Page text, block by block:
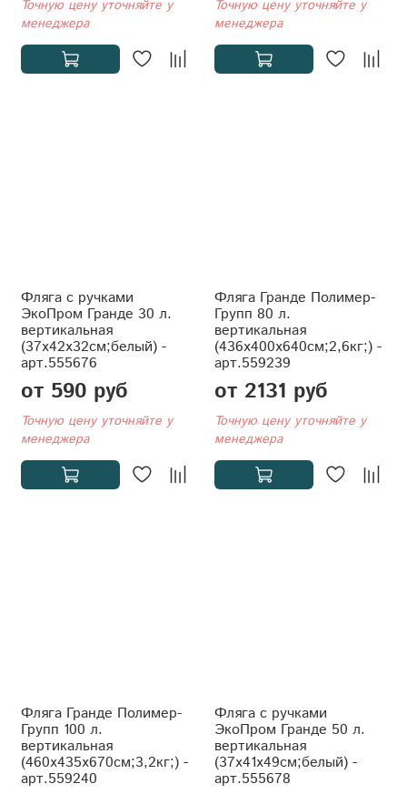
Точную цену уточняйте у
менеджера
Точную цену уточняйте у
менеджера
Фляга с ручками
ЭкоПром Гранде 30 л.
вертикальная
(37x42x32см;белый) -
арт.555676
от 590 руб
Точную цену уточняйте у
менеджера
Фляга Гранде Полимер-
Групп 80 л.
вертикальная
(436x400x640см;2,6кг;) -
арт.559239
от 2131 руб
Точную цену уточняйте у
менеджера
Фляга Гранде Полимер-
Групп 100 л.
вертикальная
(460x435x670см;3,2кг;) -
арт.559240
Фляга с ручками
ЭкоПром Гранде 50 л.
вертикальная
(37x41x49см;белый) -
арт.555678